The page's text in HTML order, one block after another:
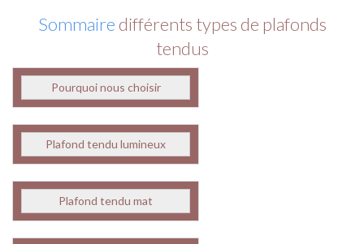
Sommaire différents types de plafonds
tendus
Pourquoi nous choisir
Plafond tendu lumineux
Plafond tendu mat